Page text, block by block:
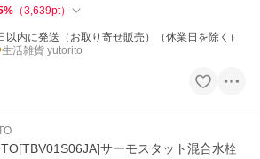
% （3,639pt）
以内に発送（お取り寄せ販売）（休業日を除く）
生活雑貨 yutorito
サーモスタット混合水栓